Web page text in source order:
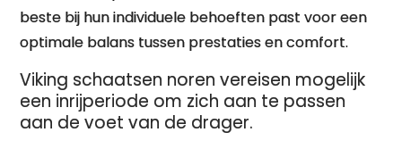
beste bij hun individuele behoeften past voor een
optimale balans tussen prestaties en comfort.
Viking schaatsen noren vereisen mogelijk
een inrijperiode om zich aan te passen
aan de voet van de drager.